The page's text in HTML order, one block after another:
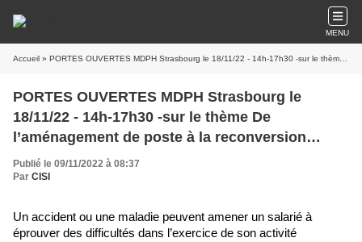
MENU
Accueil » PORTES OUVERTES MDPH Strasbourg le 18/11/22 - 14h-17h30 -sur le thème De l’aménagement de poste à la reconversion professionnelle
PORTES OUVERTES MDPH Strasbourg le
18/11/22 - 14h-17h30 -sur le thème De
l’aménagement de poste à la reconversion
professionnelle
Publié le 09/11/2022 à 08:37
Par CISI
Un accident ou une maladie peuvent amener un salarié à
éprouver des difficultés dans l’exercice de son activité